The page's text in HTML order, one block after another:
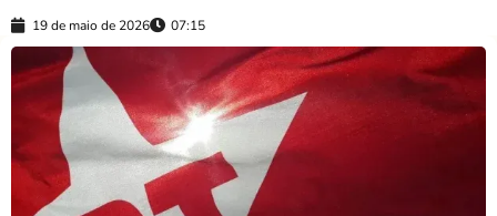
19 de maio de 2026 07:15